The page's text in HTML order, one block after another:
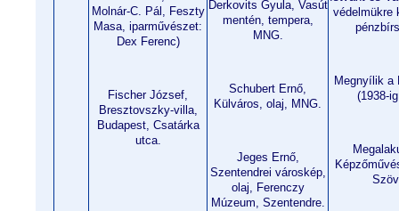
Molnár-C. Pál, Feszty
Masa, iparművészet:
Dex Ferenc)
Fischer József,
Bresztovszky-villa,
Budapest, Csatárka
utca.
Derkovits Gyula, Vasút
mentén, tempera,
MNG.
Schubert Ernő,
Külváros, olaj, MNG.
Jeges Ernő,
Szentendrei városkép,
olaj, Ferenczy
Múzeum, Szentendre.
védelmükre
Megnyílik a
(1938-